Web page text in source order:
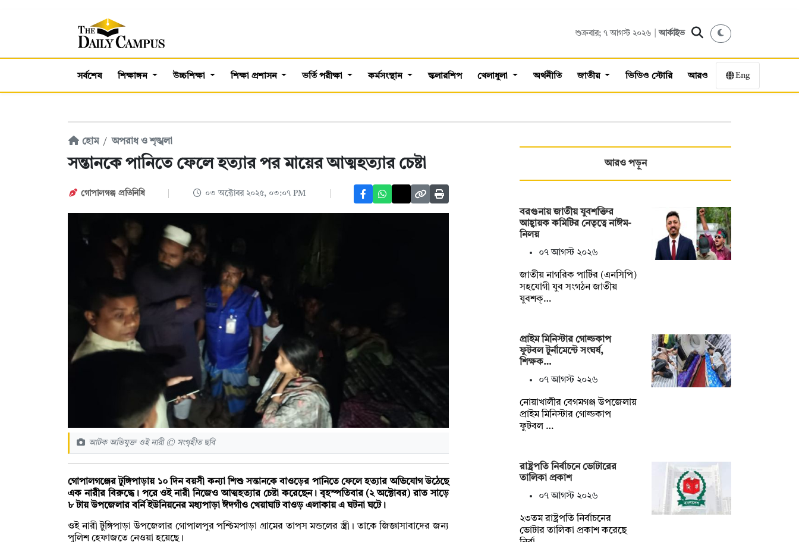
শুক্রবার; ৭ আগস্ট ২০২৬ |আর্কাইভ
সর্বশেষ শিক্ষাঙ্গন উচ্চশিক্ষা শিক্ষা প্রশাসন ভর্তি পরীক্ষা কর্মসংস্থান স্কলারশিপ খেলাধুলা অর্থনীতি জাতীয় ভিডিও স্টোরি আরও Eng
হোম অপরাধ ও শৃঙ্খলা
সন্তানকে পানিতে ফেলে হত্যার পর মায়ের আত্মহত্যার চেষ্টা
গোপালগঞ্জ প্রতিনিধি ০৩ অক্টোবর ২০২৫, ০৩:০৭ PM
আটক অভিযুক্ত ওই নারী © সংগৃহীত ছবি
গোপালগঞ্জের টুঙ্গিপাড়ায় ১০ দিন বয়সী কন্যা শিশু সন্তানকে বাওড়ের পানিতে ফেলে হত্যার অভিযোগ উঠেছে
এক নারীর বিরুদ্ধে। পরে ওই নারী নিজেও আত্মহত্যার চেষ্টা করেছেন। বৃহস্পতিবার (২ অক্টোবর) রাত সাড়ে
৮ টায় উপজেলার বর্নি ইউনিয়নের মধ্যপাড়া ঈদগাঁও খেয়াঘাট বাওড় এলাকায় এ ঘটনা ঘটে।
ওই নারী টুঙ্গিপাড়া উপজেলার গোপালপুর পশ্চিমপাড়া গ্রামের তাপস মন্ডলের স্ত্রী। তাকে জিজ্ঞাসাবাদের জন্য
পুলিশ হেফাজতে নেওয়া হয়েছে।
আরও পড়ুন
বরগুনায় জাতীয় যুবশক্তির
আহ্বায়ক কমিটির নেতৃত্বে নাঈম-
নিলয়
০৭ আগস্ট ২০২৬
জাতীয় নাগরিক পার্টির (এনসিপি)
সহযোগী যুব সংগঠন জাতীয়
যুবশক্…
প্রাইম মিনিস্টার গোল্ডকাপ
ফুটবল টুর্নামেন্টে সংঘর্ষ,
শিক্ষক…
০৭ আগস্ট ২০২৬
নোয়াখালীর বেগমগঞ্জ উপজেলায়
প্রাইম মিনিস্টার গোল্ডকাপ
ফুটবল …
রাষ্ট্রপতি নির্বাচনে ভোটারের
তালিকা প্রকাশ
০৭ আগস্ট ২০২৬
২৩তম রাষ্ট্রপতি নির্বাচনের
ভোটার তালিকা প্রকাশ করেছে